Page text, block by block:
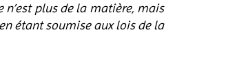
plus de la matière, mais
étant soumise aux lois de la